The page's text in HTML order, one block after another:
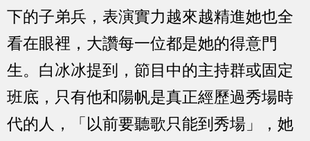
下的子弟兵，表演實力越來越精進她也全
看在眼裡，大讚每一位都是她的得意門
生。白冰冰提到，節目中的主持群或固定
班底，只有他和陽帆是真正經歷過秀場時
代的人，「以前要聽歌只能到秀場」，她